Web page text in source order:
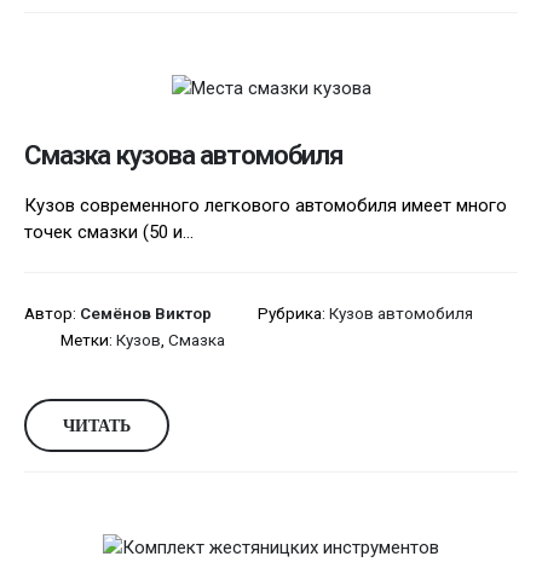
Смазка кузова автомобиля
Кузов современного легкового автомобиля имеет много
точек смазки (50 и...
Автор: Семёнов Виктор Рубрика: Кузов автомобиля
Метки: Кузов, Смазка
ЧИТАТЬ